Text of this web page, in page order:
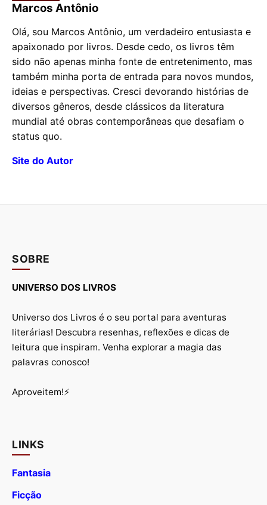
Marcos Antônio
Olá, sou Marcos Antônio, um verdadeiro entusiasta e
apaixonado por livros. Desde cedo, os livros têm
sido não apenas minha fonte de entretenimento, mas
também minha porta de entrada para novos mundos,
ideias e perspectivas. Cresci devorando histórias de
diversos gêneros, desde clássicos da literatura
mundial até obras contemporâneas que desafiam o
status quo.
Site do Autor
SOBRE
UNIVERSO DOS LIVROS
Universo dos Livros é o seu portal para aventuras
literárias! Descubra resenhas, reflexões e dicas de
leitura que inspiram. Venha explorar a magia das
palavras conosco!
Aproveitem!⚡
LINKS
Fantasia
Ficção